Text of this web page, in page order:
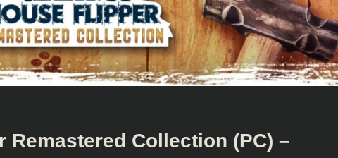
Remastered Collection (PC) –